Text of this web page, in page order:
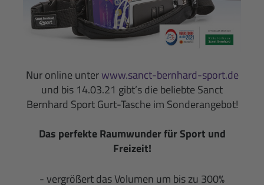
Nur online unterwww.sanct-bernhard-sport.de
und bis 14.03.21 gibt’s die beliebte Sanct
Bernhard Sport Gurt-Tasche im Sonderangebot!
Das perfekte Raumwunder für Sport und
Freizeit!
- vergrößert das Volumen um bis zu 300%